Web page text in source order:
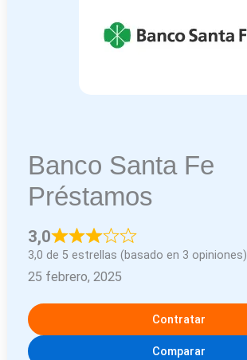
Banco Santa Fe
Préstamos
3,0
3,0 de 5 estrellas (basado en 3 opiniones)
25 febrero, 2025
Contratar
Comparar